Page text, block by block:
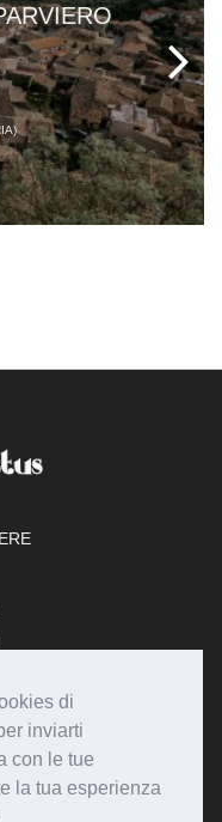
di
inviarti
con le tue
la tua esperienza